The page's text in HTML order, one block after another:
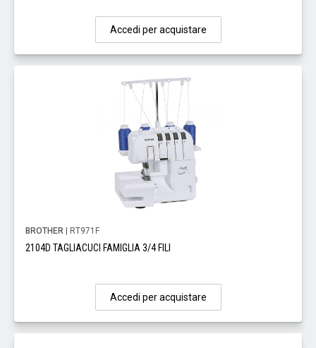
Accedi per acquistare
BROTHER | RT971F
2104D TAGLIACUCI FAMIGLIA 3/4 FILI
Accedi per acquistare